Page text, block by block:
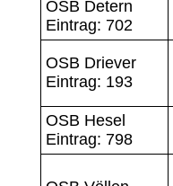
OSB Detern
Eintrag: 702
OSB Driever
Eintrag: 193
OSB Hesel
Eintrag: 798